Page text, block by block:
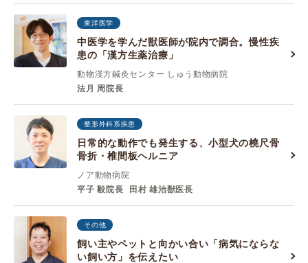
東洋医学
中医学を学んだ獣医師が院内で調合。慢性疾
患の「漢方生薬治療」
動物漢方鍼灸センター しゅう動物病院
法月 周院長
整形外科系疾患
日常的な動作でも発生する、小型犬の橈尺骨
骨折・椎間板ヘルニア
ノア動物病院
平子 毅院長
田村 雄治獣医長
その他
飼い主やペットと向かい合い「病気にならな
い飼い方」を伝えたい